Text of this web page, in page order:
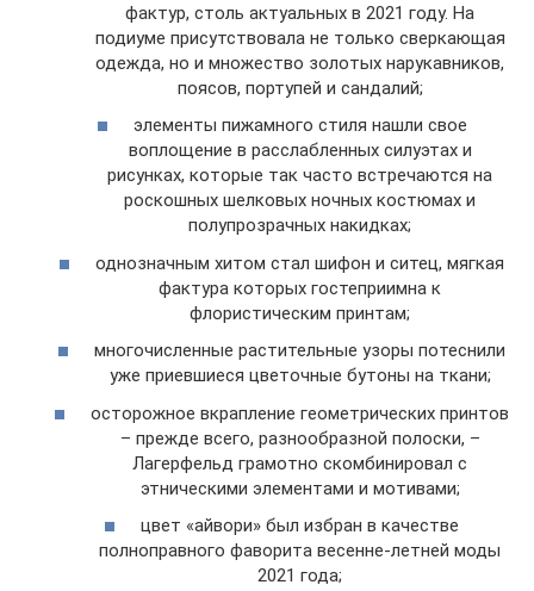
фактур, столь актуальных в 2021 году. На
подиуме присутствовала не только сверкающая
одежда, но и множество золотых нарукавников,
поясов, портупей и сандалий;
элементы пижамного стиля нашли свое
воплощение в расслабленных силуэтах и
рисунках, которые так часто встречаются на
роскошных шелковых ночных костюмах и
полупрозрачных накидках;
однозначным хитом стал шифон и ситец, мягкая
фактура которых гостеприимна к
флористическим принтам;
многочисленные растительные узоры потеснили
уже приевшиеся цветочные бутоны на ткани;
осторожное вкрапление геометрических принтов
– прежде всего, разнообразной полоски, –
Лагерфельд грамотно скомбинировал с
этническими элементами и мотивами;
цвет «айвори» был избран в качестве
полноправного фаворита весенне-летней моды
2021 года;